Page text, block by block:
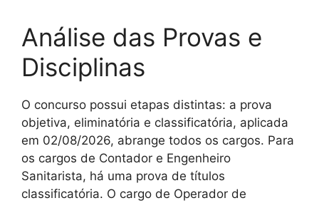
Análise das Provas e
Disciplinas
O concurso possui etapas distintas: a prova
objetiva, eliminatória e classificatória, aplicada
em 02/08/2026, abrange todos os cargos. Para
os cargos de Contador e Engenheiro
Sanitarista, há uma prova de títulos
classificatória. O cargo de Operador de